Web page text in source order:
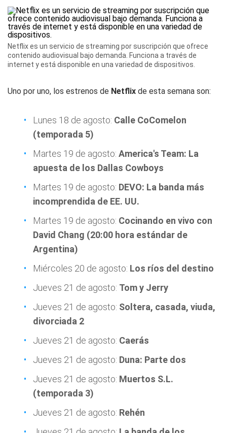
Netflix es un servicio de streaming por suscripción que ofrece
contenido audiovisual bajo demanda. Funciona a través de
internet y está disponible en una variedad de dispositivos.
Uno por uno, los estrenos de Netflix de esta semana son:
Lunes 18 de agosto: Calle CoComelon
(temporada 5)
Martes 19 de agosto: America's Team: La
apuesta de los Dallas Cowboys
Martes 19 de agosto: DEVO: La banda más
incomprendida de EE. UU.
Martes 19 de agosto: Cocinando en vivo con
David Chang (20:00 hora estándar de
Argentina)
Miércoles 20 de agosto: Los ríos del destino
Jueves 21 de agosto: Tom y Jerry
Jueves 21 de agosto: Soltera, casada, viuda,
divorciada 2
Jueves 21 de agosto: Caerás
Jueves 21 de agosto: Duna: Parte dos
Jueves 21 de agosto: Muertos S.L.
(temporada 3)
Jueves 21 de agosto: Rehén